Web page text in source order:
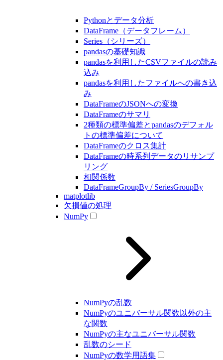
Pythonとデータ分析
DataFrame（データフレーム）
Series（シリーズ）
pandasの基礎知識
pandasを利用したCSVファイルの読み
込み
pandasを利用したファイルへの書き込
み
DataFrameのJSONへの変換
DataFrameのサマリ
2種類の標準偏差とpandasのデフォル
トの標準偏差について
DataFrameのクロス集計
DataFrameの時系列データのリサンプ
リング
相関係数
DataFrameGroupBy / SeriesGroupBy
matplotlib
欠損値の処理
NumPy
NumPyの乱数
NumPyのユニバーサル関数以外の主
な関数
NumPyの主なユニバーサル関数
乱数のシード
NumPyの数学用語集